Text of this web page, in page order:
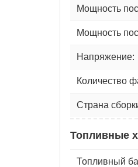
Мощность
Мощность
Напряжение:
Количество
Страна
Топливные
Топливный